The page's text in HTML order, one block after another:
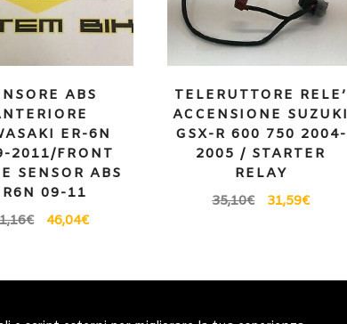
ABS
ER-6N
2011/FRONT
SENSOR ABS
09-11
€ 46,04€
TELERUTTORE RELE’
ACCENSIONE SUZUKI
GSX-R 600 750 2004-
2005 / STARTER
RELAY
35,10€ 31,59€
Condizioni Generali Note generali